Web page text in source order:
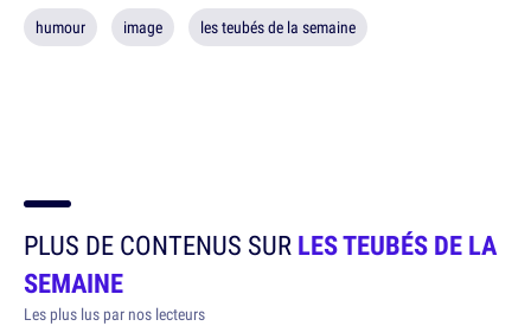
humour image les teubés de la semaine
PLUS DE CONTENUS SURLES TEUBÉS DE LA
SEMAINE
Les plus lus par nos lecteurs